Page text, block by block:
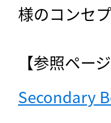
様のコンセ
【参照ページ
Secondary